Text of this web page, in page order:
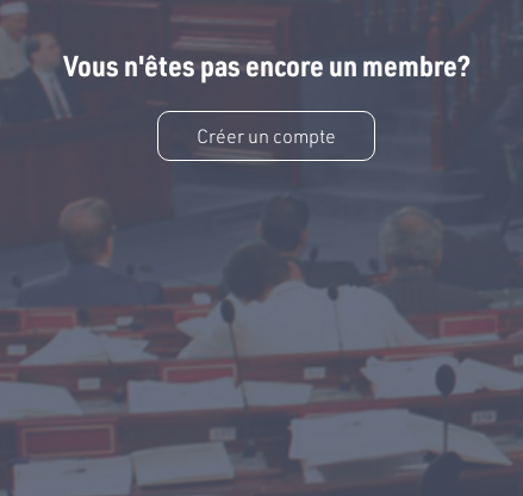
Vous n'êtes pas encore un membre?
Créer un compte